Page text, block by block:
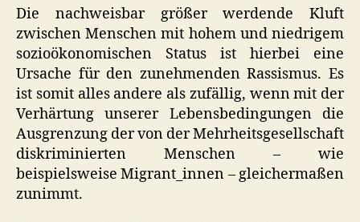
Die nachweisbar größer werdende Kluft
zwischen Menschen mit hohem und niedrigem
sozioökonomischen Status ist hierbei eine
Ursache für den zunehmenden Rassismus. Es
ist somit alles andere als zufällig, wenn mit der
Verhärtung unserer Lebensbedingungen die
Ausgrenzung der von der Mehrheitsgesellschaft
diskriminierten Menschen – wie
beispielsweise Migrant_innen – gleichermaßen
zunimmt.